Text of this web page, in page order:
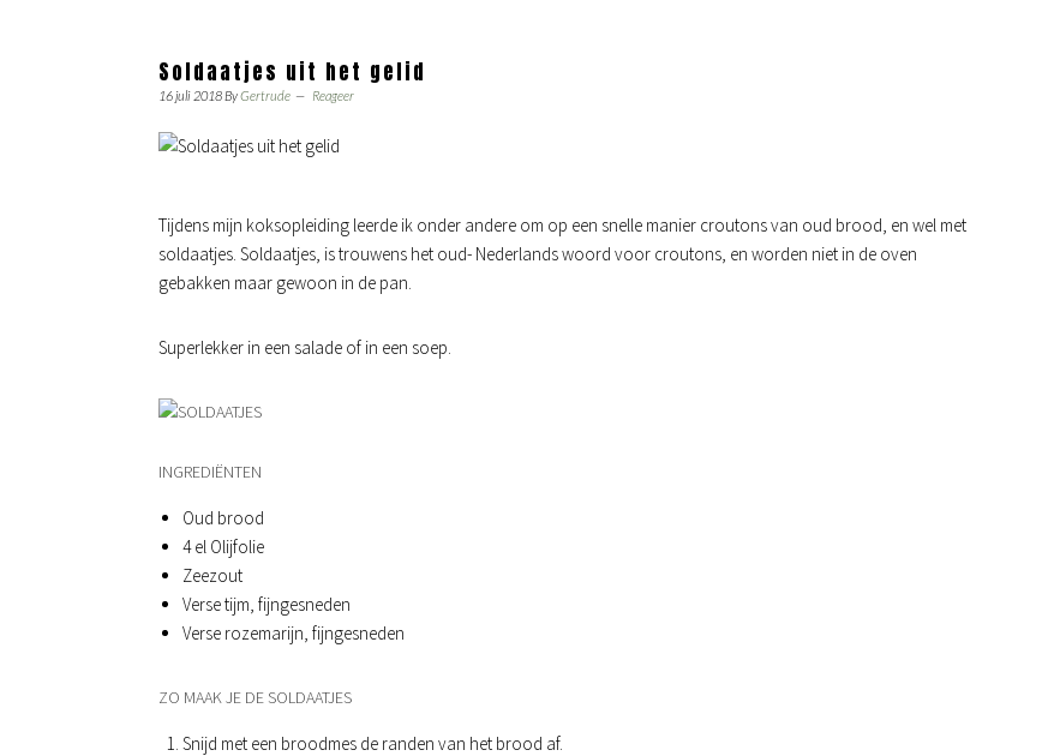
Soldaatjes uit het gelid
16 juli 2018ByGertrude Reageer
Tijdens mijn koksopleiding leerde ik onder andere om op een snelle manier croutons van oud brood, en wel met
soldaatjes. Soldaatjes, is trouwens het oud- Nederlands woord voor croutons, en worden niet in de oven
gebakken maar gewoon in de pan.
Superlekker in een salade of in een soep.
INGREDIËNTEN
Oud brood
4 el Olijfolie
Zeezout
Verse tijm, fijngesneden
Verse rozemarijn, fijngesneden
ZO MAAK JE DE SOLDAATJES
Snijd met een broodmes de randen van het brood af.